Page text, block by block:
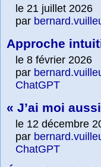
le 21 juillet 2026
par
Approche
le 8 février 2026
par
ChatGPT
« J’ai moi
le 12 décembre
par
ChatGPT